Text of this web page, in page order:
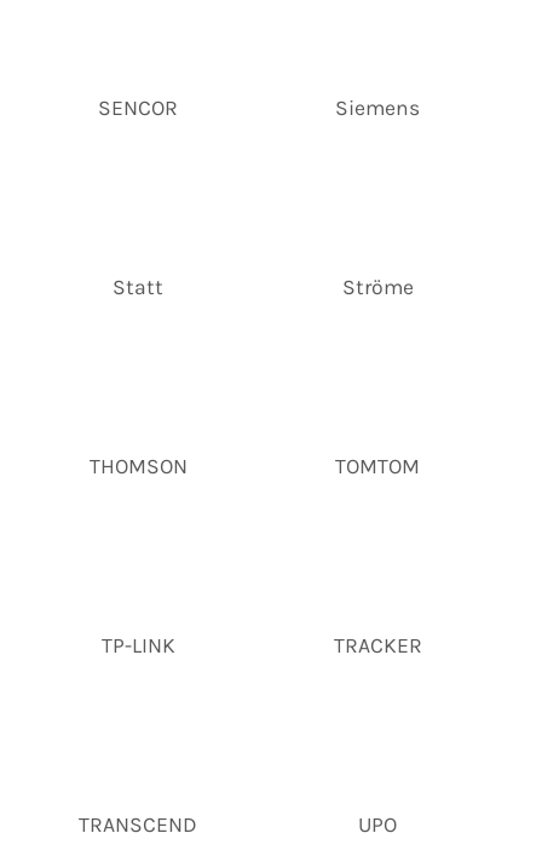
SENCOR Siemens
Statt Ströme
THOMSON TOMTOM
TP-LINK TRACKER
TRANSCEND UPO